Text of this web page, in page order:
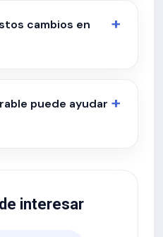
cambios en
puede ayudar
interesar